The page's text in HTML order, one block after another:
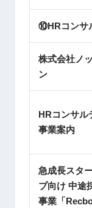
⑩HRコンサ
株式会社ノ
ン
HRコンサル
事業案内
急成長スタ
プ向け 中途
事業「